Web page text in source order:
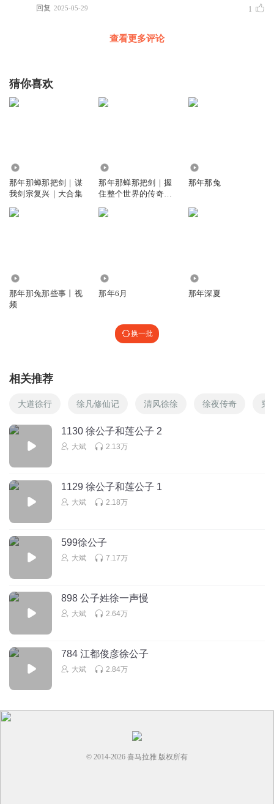
回复 2025-05-29 1
查看更多评论
猜你喜欢
那年那蝉那把剑｜谋
我剑宗复兴｜大合集
那年那蝉那把剑｜握
住整个世界的传奇故
那年那兔
那年那兔那些事丨视
频
那年6月 那年深夏
换一批
相关推荐
大道徐行 徐凡修仙记 清风徐徐 徐夜传奇 穿
1130 徐公子和莲公子 2
大斌 2.13万
1129 徐公子和莲公子 1
大斌 2.18万
599徐公子
大斌 7.17万
898 公子姓徐一声慢
大斌 2.64万
784 江都俊彦徐公子
大斌 2.84万
© 2014-2026 喜马拉雅 版权所有